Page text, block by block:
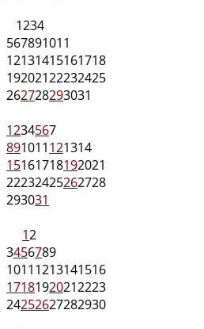
1234
567891011
12131415161718
19202122232425
262728293031
1234567
891011121314
15161718192021
22232425262728
293031
12
3456789
10111213141516
17181920212223
24252627282930